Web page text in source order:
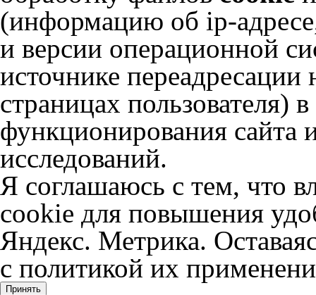
(информацию об ip-адресе
и версии операционной
источнике
страницах пользователя)
функционирования сайта
исследований.
Я соглашаюсь с тем, что
cookie для повышения
Яндекс. Метрика.
с политикой их
Принять